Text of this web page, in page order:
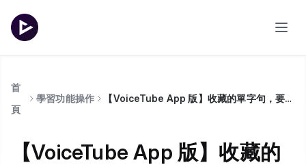
首
頁
學習功能操作 【VoiceTube App 版】收藏的單字句，要如何查看？
【VoiceTube App 版】收藏的